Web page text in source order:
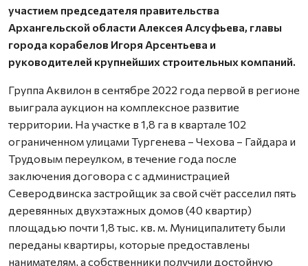
участием председателя правительства
Архангельской области Алексея Алсуфьева, главы
города корабелов Игоря Арсентьева и
руководителей крупнейших строительных компаний.
Группа Аквилон в сентябре 2022 года первой в регионе
выиграла аукцион на комплексное развитие
территории. На участке в 1,8 га в квартале 102
ограниченном улицами Тургенева – Чехова – Гайдара и
Трудовым переулком, в течение года после
заключения договора с с администрацией
Северодвинска застройщик за свой счёт расселил пять
деревянных двухэтажных домов (40 квартир)
площадью почти 1,8 тыс. кв. м. Муниципалитету были
переданы квартиры, которые предоставлены
нанимателям, а собственники получили достойную